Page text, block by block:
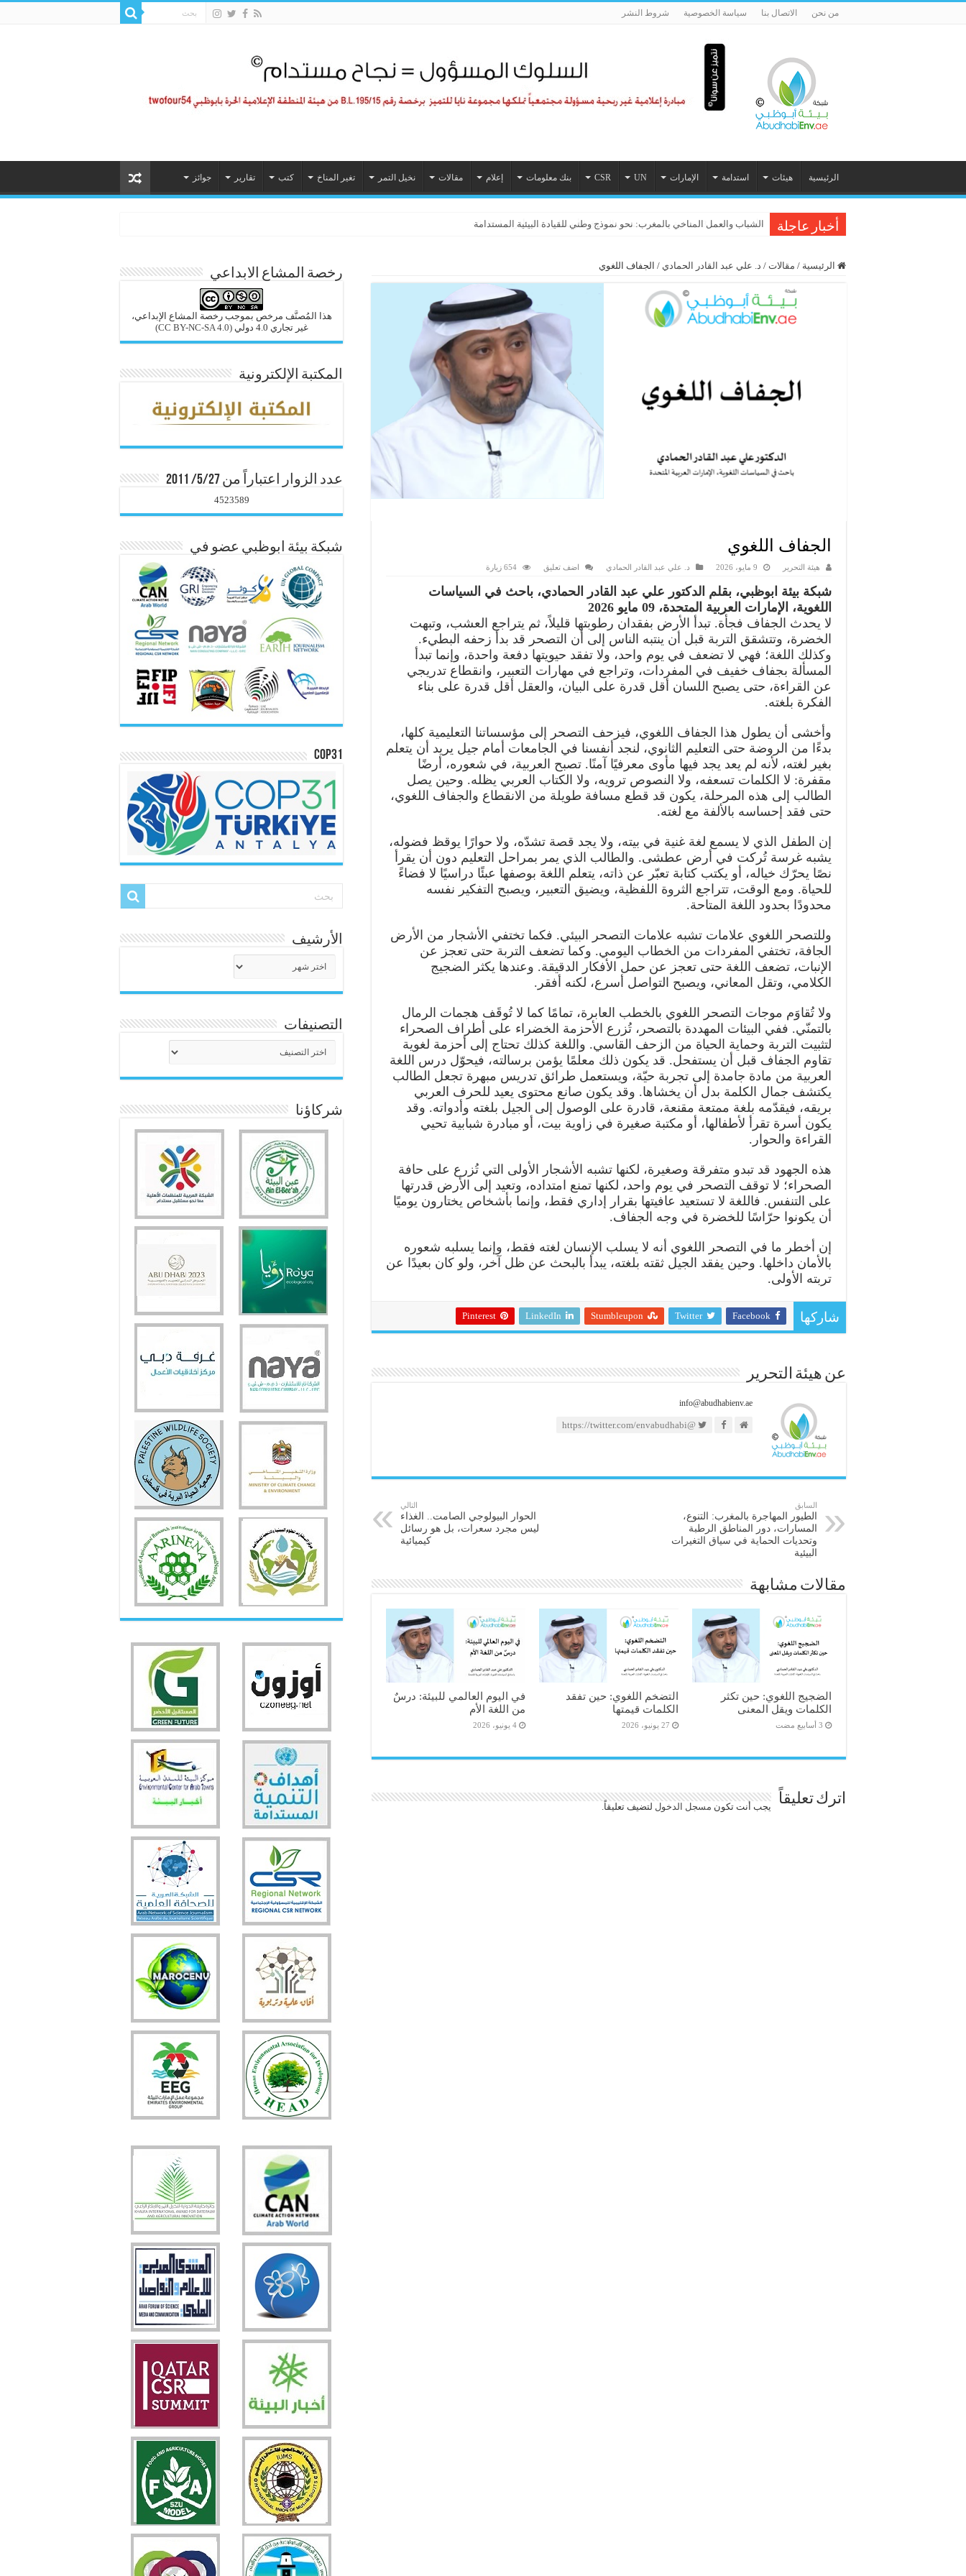
من نحن الاتصال بنا سياسة الخصوصية شروط النشر
الرئيسية هيئات استدامة الإمارات UN
CSR بنك معلومات إعلام مقالات نخيل التمر تغير المناخ كتب تقارير جوائز
أخبار عاجلة الشباب والعمل المناخي بالمغرب: نحو نموذج وطني للقيادة البيئية المستدامة
الرئيسية / مقالات / د. علي عبد القادر الحمادي / الجفاف اللغوي
الجفاف اللغوي
هيئة التحرير 9 مايو، 2026 د. علي عبد القادر الحمادي اضف تعليق 654 زيارة
شبكة بيئة ابوظبي، بقلم الدكتور علي عبد القادر الحمادي، باحث في السياسات
اللغوية، الإمارات العربية المتحدة، 09 مايو 2026
لا يحدث الجفاف فجأة. تبدأ الأرض بفقدان رطوبتها قليلاً، ثم يتراجع العشب، وتبهت
الخضرة، وتتشقق التربة قبل أن ينتبه الناس إلى أن التصحر قد بدأ زحفه البطيء.
وكذلك اللغة؛ فهي لا تضعف في يوم واحد، ولا تفقد حيويتها دفعة واحدة، وإنما تبدأ
المسألة بجفاف خفيف في المفردات، وتراجع في مهارات التعبير، وانقطاع تدريجي
عن القراءة، حتى يصبح اللسان أقل قدرة على البيان، والعقل أقل قدرة على بناء
الفكرة بلغته.
وأخشى أن يطول هذا الجفاف اللغوي، فيزحف التصحر إلى مؤسساتنا التعليمية كلها،
بدءًا من الروضة حتى التعليم الثانوي، لنجد أنفسنا في الجامعات أمام جيل يريد أن يتعلم
بغير لغته، لأنه لم يعد يجد فيها مأوى معرفيًا آمنًا. تصبح العربية، في شعوره، أرضًا
مقفرة: لا الكلمات تسعفه، ولا النصوص ترويه، ولا الكتاب العربي يظله. وحين يصل
الطالب إلى هذه المرحلة، يكون قد قطع مسافة طويلة من الانقطاع والجفاف اللغوي،
حتى فقد إحساسه بالألفة مع لغته.
إن الطفل الذي لا يسمع لغة غنية في بيته، ولا يجد قصة تشدّه، ولا حوارًا يوقظ فضوله،
يشبه غرسة تُركت في أرض عطشى. والطالب الذي يمر بمراحل التعليم دون أن يقرأ
نصًا يحرّك خياله، أو يكتب كتابة تعبّر عن ذاته، يتعلم اللغة بوصفها عبئًا دراسيًا لا فضاءً
للحياة. ومع الوقت، تتراجع الثروة اللفظية، ويضيق التعبير، ويصبح التفكير نفسه
محدودًا بحدود اللغة المتاحة.
وللتصحر اللغوي علامات تشبه علامات التصحر البيئي. فكما تختفي الأشجار من الأرض
الجافة، تختفي المفردات من الخطاب اليومي. وكما تضعف التربة حتى تعجز عن
الإنبات، تضعف اللغة حتى تعجز عن حمل الأفكار الدقيقة. وعندها يكثر الضجيج
الكلامي، وتقل المعاني، ويصبح التواصل أسرع، لكنه أفقر.
ولا تُقاوَم موجات التصحر اللغوي بالخطب العابرة، تمامًا كما لا تُوقَف هجمات الرمال
بالتمنّي. ففي البيئات المهددة بالتصحر، تُزرع الأحزمة الخضراء على أطراف الصحراء
لتثبيت التربة وحماية الحياة من الزحف القاسي. واللغة كذلك تحتاج إلى أحزمة لغوية
تقاوم الجفاف قبل أن يستفحل. قد يكون ذلك معلمًا يؤمن برسالته، فيحوّل درس اللغة
العربية من مادة جامدة إلى تجربة حيّة، ويستعمل طرائق تدريس مبهرة تجعل الطالب
يكتشف جمال الكلمة بدل أن يخشاها. وقد يكون صانع محتوى يعيد للحرف العربي
بريقه، فيقدّمه بلغة ممتعة مقنعة، قادرة على الوصول إلى الجيل بلغته وأدواته. وقد
يكون أسرة تقرأ لأطفالها، أو مكتبة صغيرة في زاوية بيت، أو مبادرة شبابية تحيي
القراءة والحوار.
هذه الجهود قد تبدو متفرقة وصغيرة، لكنها تشبه الأشجار الأولى التي تُزرع على حافة
الصحراء؛ لا توقف التصحر في يوم واحد، لكنها تمنع امتداده، وتعيد إلى الأرض قدرتها
على التنفس. فاللغة لا تستعيد عافيتها بقرار إداري فقط، وإنما بأشخاص يختارون يوميًا
أن يكونوا حرّاسًا للخضرة في وجه الجفاف.
إن أخطر ما في التصحر اللغوي أنه لا يسلب الإنسان لغته فقط، وإنما يسلبه شعوره
بالأمان داخلها. وحين يفقد الجيل ثقته بلغته، يبدأ بالبحث عن ظل آخر، ولو كان بعيدًا عن
تربته الأولى.
شاركها Facebook
Twitter
Stumbleupon
LinkedIn
Pinterest
عن هيئة التحرير
info@abudhabienv.ae
@https://twitter.com/envabudhabi
السابق
الطيور المهاجرة بالمغرب: التنوع،
المسارات، دور المناطق الرطبة
وتحديات الحماية في سياق التغيرات
البيئية
التالي
الحوار البيولوجي الصامت.. الغذاء
ليس مجرد سعرات، بل هو رسائل
كيميائية
مقالات مشابهة
الضجيج اللغوي: حين تكثر
الكلمات ويقل المعنى
التضخم اللغوي: حين تفقد
الكلمات قيمتها
27 يونيو، 2026
في اليوم العالمي للبيئة: درسٌ
من اللغة الأم
4 يونيو، 2026
اترك تعليقاً يجب أنت تكون مسجل الدخول لتضيف تعليقاً.
رخصة المشاع الابداعي
هذا المُصنَّف مرخص بموجب رخصة المشاع الإبداعي،
غير تجاري 4.0 دولي
(CC BY-NC-SA 4.0)
المكتبة الإلكترونية
عدد الزوار اعتباراً من 5/27/ 2011
4523589
شبكة بيئة ابوظبي عضو في
COP31
الأرشيف
التصنيفات
شركاؤنا